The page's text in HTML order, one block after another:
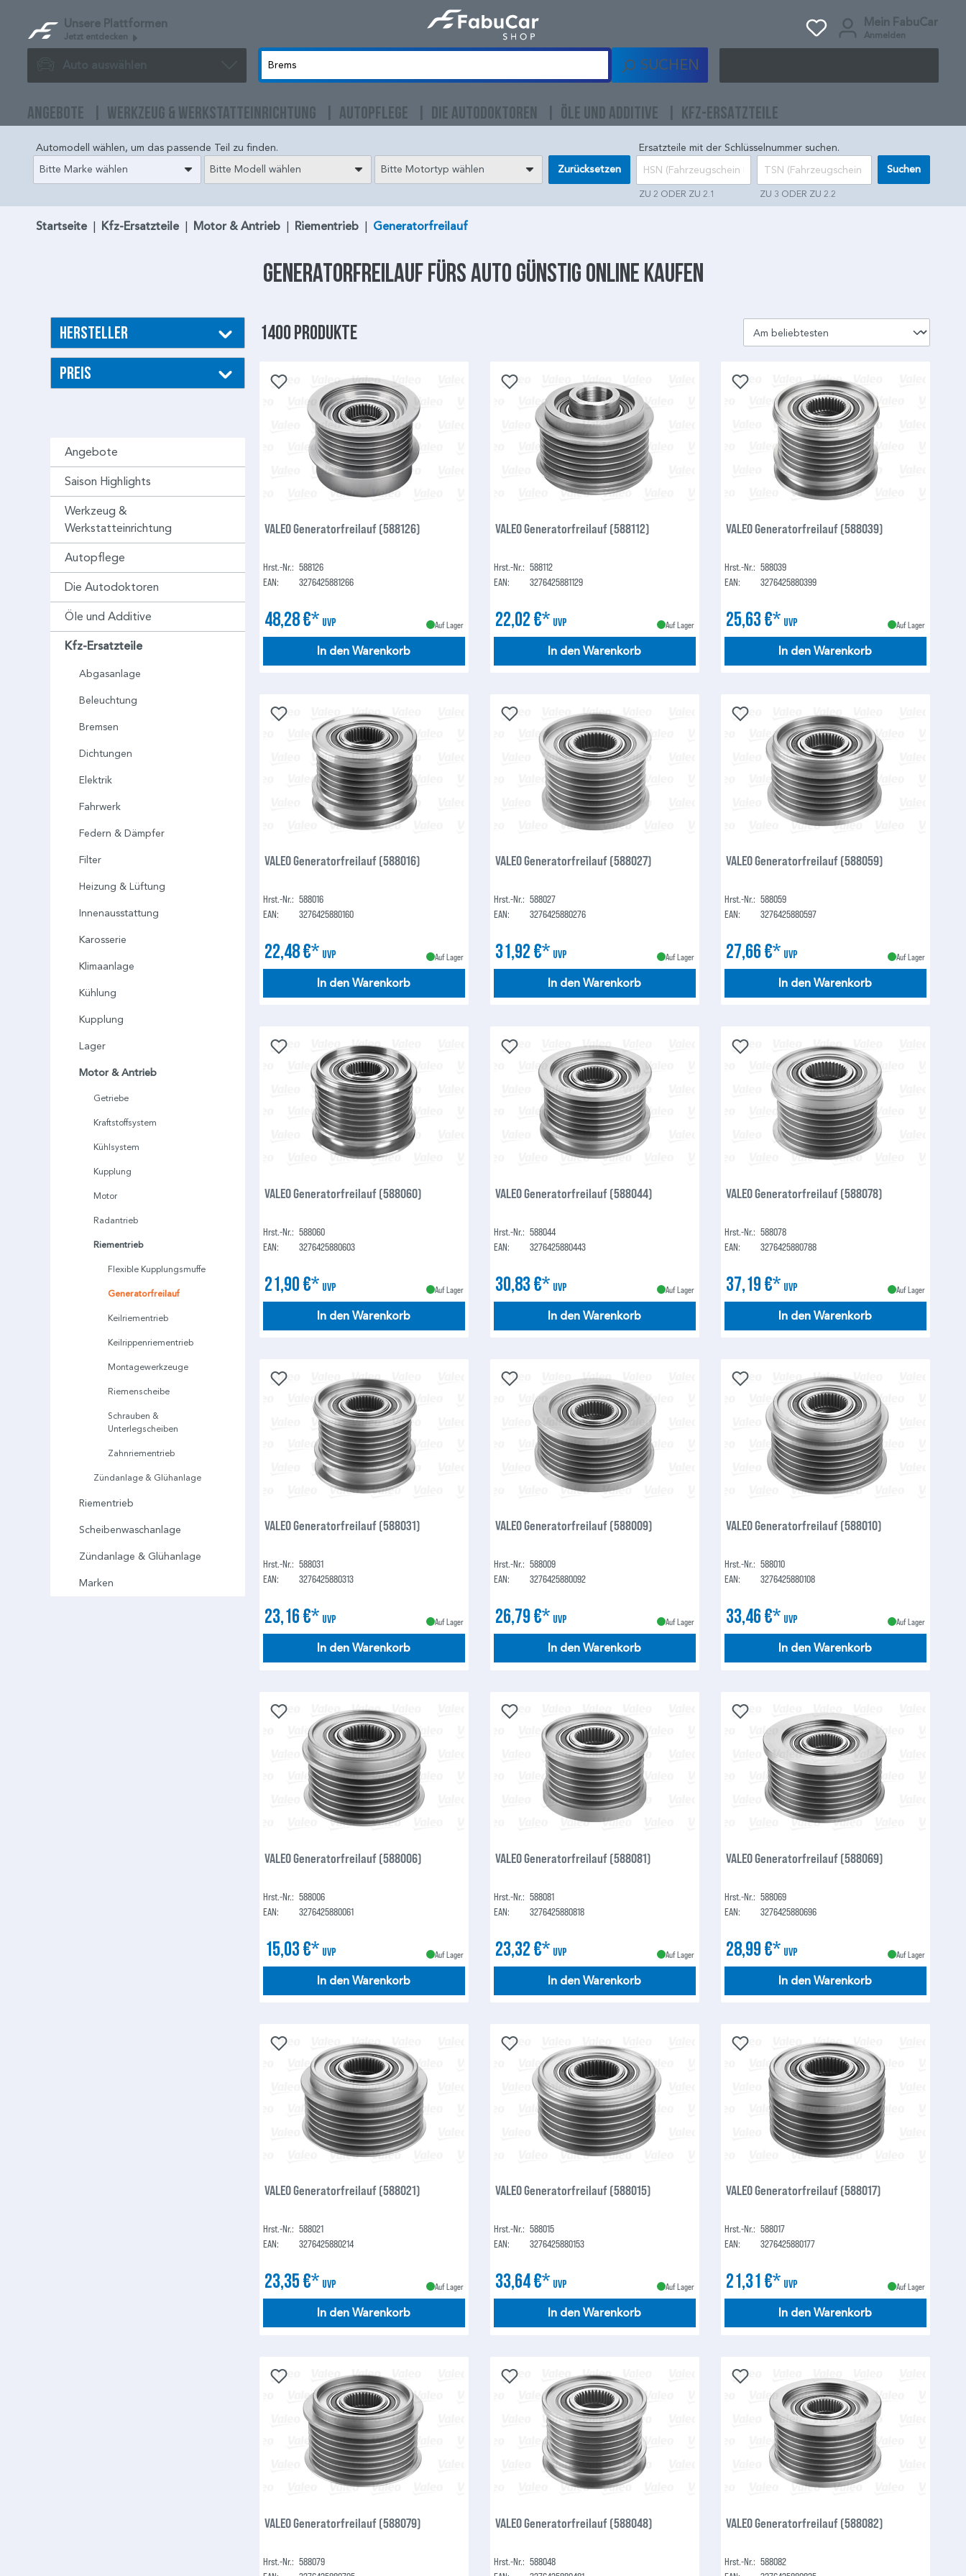
Unsere Plattformen
Jetzt entdecken
Mein FabuCar
Anmelden
Auto auswählen SUCHEN
ANGEBOTE WERKZEUG & WERKSTATTEINRICHTUNG AUTOPFLEGE DIE AUTODOKTOREN ÖLE UND ADDITIVE KFZ-ERSATZTEILE
Automodell wählen, um das passende Teil zu finden.
Bitte Marke wählen
Bitte Modell wählen Bitte Motortyp wählen Zurücksetzen
Ersatzteile mit der Schlüsselnummer suchen.
ZU 2 ODER ZU 2.1 ZU 3 ODER ZU 2.2
Suchen
Startseite Kfz-Ersatzteile Motor & Antrieb Riementrieb Generatorfreilauf
Generatorfreilauf fürs Auto günstig online kaufen
Hersteller
Preis
Angebote
Saison Highlights
Werkzeug &
Werkstatteinrichtung
Autopflege
Die Autodoktoren
Öle und Additive
Kfz-Ersatzteile
Abgasanlage
Beleuchtung
Bremsen
Dichtungen
Elektrik
Fahrwerk
Federn & Dämpfer
Filter
Heizung & Lüftung
Innenausstattung
Karosserie
Klimaanlage
Kühlung
Kupplung
Lager
Motor & Antrieb
Getriebe
Kraftstoffsystem
Kühlsystem
Kupplung
Motor
Radantrieb
Riementrieb
Flexible Kupplungsmuffe
Generatorfreilauf
Keilriementrieb
Keilrippenriementrieb
Montagewerkzeuge
Riemenscheibe
Schrauben &
Unterlegscheiben
Zahnriementrieb
Zündanlage & Glühanlage
Riementrieb
Scheibenwaschanlage
Zündanlage & Glühanlage
Marken
1400 Produkte
VALEO Generatorfreilauf (588126)
Hrst.-Nr.: 588126
EAN:
3276425881266
48,28 €* UVP Auf Lager
In den Warenkorb
VALEO Generatorfreilauf (588112)
Hrst.-Nr.: 588112
EAN:
3276425881129
22,02 €* UVP Auf Lager
In den Warenkorb
VALEO Generatorfreilauf (588039)
Hrst.-Nr.: 588039
EAN:
3276425880399
25,63 €* UVP Auf Lager
In den Warenkorb
VALEO Generatorfreilauf (588016)
Hrst.-Nr.: 588016
EAN:
3276425880160
22,48 €* UVP Auf Lager
In den Warenkorb
VALEO Generatorfreilauf (588027)
Hrst.-Nr.: 588027
EAN:
3276425880276
31,92 €* UVP Auf Lager
In den Warenkorb
VALEO Generatorfreilauf (588059)
Hrst.-Nr.: 588059
EAN:
3276425880597
27,66 €* UVP Auf Lager
In den Warenkorb
VALEO Generatorfreilauf (588060)
Hrst.-Nr.: 588060
EAN:
3276425880603
21,90 €* UVP Auf Lager
In den Warenkorb
VALEO Generatorfreilauf (588044)
Hrst.-Nr.: 588044
EAN:
3276425880443
30,83 €* UVP Auf Lager
In den Warenkorb
VALEO Generatorfreilauf (588078)
Hrst.-Nr.: 588078
EAN:
3276425880788
37,19 €* UVP Auf Lager
In den Warenkorb
VALEO Generatorfreilauf (588031)
Hrst.-Nr.: 588031
EAN:
3276425880313
23,16 €* UVP Auf Lager
In den Warenkorb
VALEO Generatorfreilauf (588009)
Hrst.-Nr.: 588009
EAN:
3276425880092
26,79 €* UVP Auf Lager
In den Warenkorb
VALEO Generatorfreilauf (588010)
Hrst.-Nr.: 588010
EAN:
3276425880108
33,46 €* UVP Auf Lager
In den Warenkorb
VALEO Generatorfreilauf (588006)
Hrst.-Nr.: 588006
EAN:
3276425880061
15,03 €* UVP Auf Lager
In den Warenkorb
VALEO Generatorfreilauf (588081)
Hrst.-Nr.: 588081
EAN:
3276425880818
23,32 €* UVP Auf Lager
In den Warenkorb
VALEO Generatorfreilauf (588069)
Hrst.-Nr.: 588069
EAN:
3276425880696
28,99 €* UVP Auf Lager
In den Warenkorb
VALEO Generatorfreilauf (588021)
Hrst.-Nr.: 588021
EAN:
3276425880214
23,35 €* UVP Auf Lager
In den Warenkorb
VALEO Generatorfreilauf (588015)
Hrst.-Nr.: 588015
EAN:
3276425880153
33,64 €* UVP Auf Lager
In den Warenkorb
VALEO Generatorfreilauf (588017)
Hrst.-Nr.: 588017
EAN:
3276425880177
21,31 €* UVP Auf Lager
In den Warenkorb
VALEO Generatorfreilauf (588079)
Hrst.-Nr.: 588079
VALEO Generatorfreilauf (588048)
Hrst.-Nr.: 588048
VALEO Generatorfreilauf (588082)
Hrst.-Nr.: 588082